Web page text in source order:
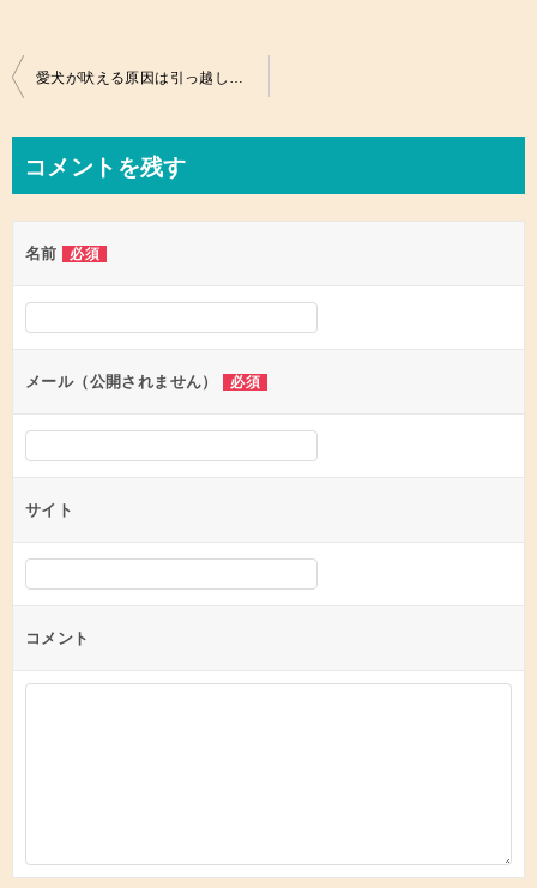
投
ビ
ゲ
ー
シ
ン
愛犬が吠える原因は引っ越し後のストレス！心のケアと手続きは万端？
コメントを残す
名前 必須
メール（公開されません） 必須
サイト
コメント